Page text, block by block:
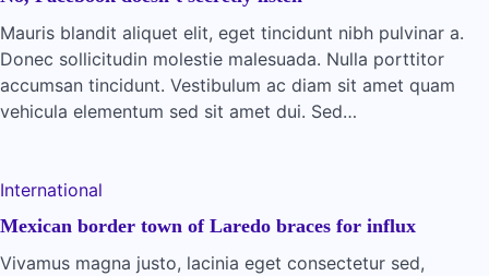
Mauris blandit aliquet elit, eget tincidunt nibh pulvinar a.
Donec sollicitudin molestie malesuada. Nulla porttitor
accumsan tincidunt. Vestibulum ac diam sit amet quam
vehicula elementum sed sit amet dui. Sed…
International
Mexican border town of Laredo braces for influx
Vivamus magna justo, lacinia eget consectetur sed,